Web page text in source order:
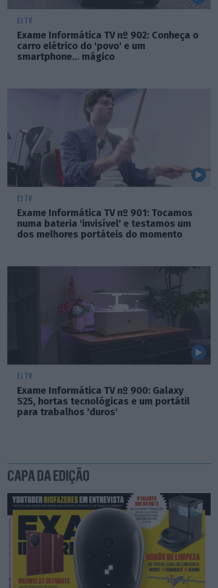
EI TV
Exame Informática TV nº 902: Conheça o
carro elétrico do 'povo' e um
smartphone... mágico
EI TV
Exame Informática TV nº 901: Tocamos
numa bateria 'invisível' e testamos um
dos melhores portáteis do momento
EI TV
Exame Informática TV nº 900: Galaxy
S25, hortas tecnológicas e um portátil
para trabalhos 'duros'
CAPA DA EDIÇÃO